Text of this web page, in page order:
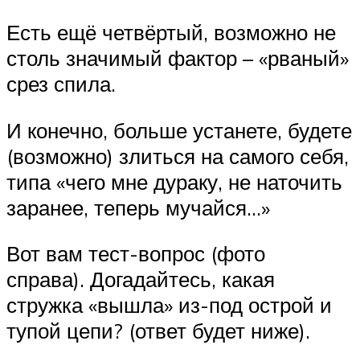
Есть ещё четвёртый, возможно не
столь значимый фактор – «рваный»
срез спила.
И конечно, больше устанете, будете
(возможно) злиться на самого себя,
типа «чего мне дураку, не наточить
заранее, теперь мучайся…»
Вот вам тест-вопрос (фото
справа). Догадайтесь, какая
стружка «вышла» из-под острой и
тупой цепи? (ответ будет ниже).